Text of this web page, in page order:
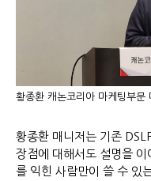
황종환 캐논코리아 마케팅부문
황종환 매니저는 기존
장점에 대해서도 설명을
를 익힌 사람만이 쓸 수 있